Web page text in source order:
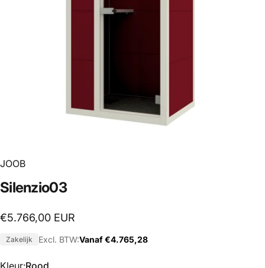
JOOB
Silenzio03
€5.766,00 EUR
Zakelijk Excl. BTW:Vanaf €4.765,28
Kleur